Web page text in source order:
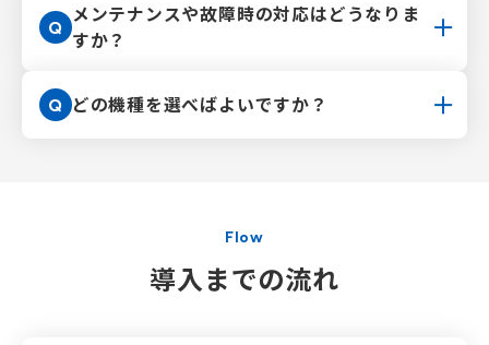
Q
メンテナンスや故障時の対応はどうなりま
すか？
Q どの機種を選べばよいですか？
Flow
導入までの流れ